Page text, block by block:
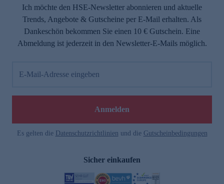
Ich möchte den HSE-Newsletter abonnieren und aktuelle
Trends, Angebote & Gutscheine per E-Mail erhalten. Als
Dankeschön bekommen Sie einen 10 € Gutschein. Eine
Abmeldung ist jederzeit in den Newsletter-E-Mails möglich.
E-Mail-Adresse eingeben
Anmelden
Es gelten die Datenschutzrichtlinien und die Gutscheinbedingungen
Sicher einkaufen